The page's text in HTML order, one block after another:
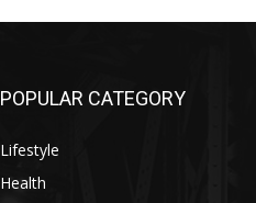
POPULAR CATEGORY
Lifestyle
Health